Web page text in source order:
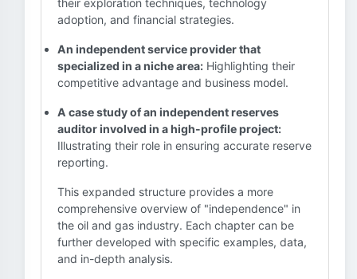
their exploration techniques, technology
adoption, and financial strategies.
An independent service provider that
specialized in a niche area: Highlighting their
competitive advantage and business model.
A case study of an independent reserves
auditor involved in a high-profile project:
Illustrating their role in ensuring accurate reserve
reporting.
This expanded structure provides a more
comprehensive overview of "independence" in
the oil and gas industry. Each chapter can be
further developed with specific examples, data,
and in-depth analysis.